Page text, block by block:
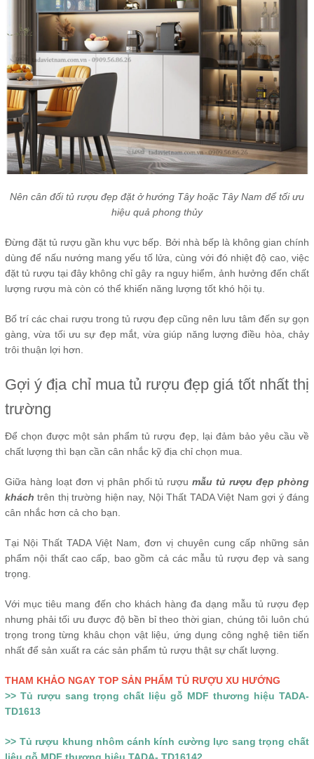
Nên cân đối tủ rượu đẹp đặt ở hướng Tây hoặc Tây Nam để tối ưu
hiệu quả phong thủy
Đừng đặt tủ rượu gần khu vực bếp. Bởi nhà bếp là không gian chính
dùng để nấu nướng mang yếu tố lửa, cùng với đó nhiệt độ cao, việc
đặt tủ rượu tại đây không chỉ gây ra nguy hiểm, ảnh hưởng đến chất
lượng rượu mà còn có thể khiến năng lượng tốt khó hội tụ.
Bố trí các chai rượu trong tủ rượu đẹp cũng nên lưu tâm đến sự gọn
gàng, vừa tối ưu sự đẹp mắt, vừa giúp năng lượng điều hòa, chảy
trôi thuận lợi hơn.
Gợi ý địa chỉ mua tủ rượu đẹp giá tốt nhất thị
trường
Để chọn được một sản phẩm tủ rượu đẹp, lại đảm bảo yêu cầu về
chất lượng thì bạn cần cân nhắc kỹ địa chỉ chọn mua.
Giữa hàng loạt đơn vị phân phối tủ rượumẫu tủ rượu đẹp phòng
khách trên thị trường hiện nay, Nội Thất TADA Việt Nam gợi ý đáng
cân nhắc hơn cả cho bạn.
Tại Nội Thất TADA Việt Nam, đơn vị chuyên cung cấp những sản
phẩm nội thất cao cấp, bao gồm cả các mẫu tủ rượu đẹp và sang
trọng.
Với mục tiêu mang đến cho khách hàng đa dạng mẫu tủ rượu đẹp
nhưng phải tối ưu được độ bền bỉ theo thời gian, chúng tôi luôn chú
trọng trong từng khâu chọn vật liệu, ứng dụng công nghệ tiên tiến
nhất để sản xuất ra các sản phẩm tủ rượu thật sự chất lượng.
THAM KHẢO NGAY TOP SẢN PHẨM TỦ RƯỢU XU HƯỚNG
>> Tủ rượu sang trọng chất liệu gỗ MDF thương hiệu TADA-
TD1613
>> Tủ rượu khung nhôm cánh kính cường lực sang trọng chất